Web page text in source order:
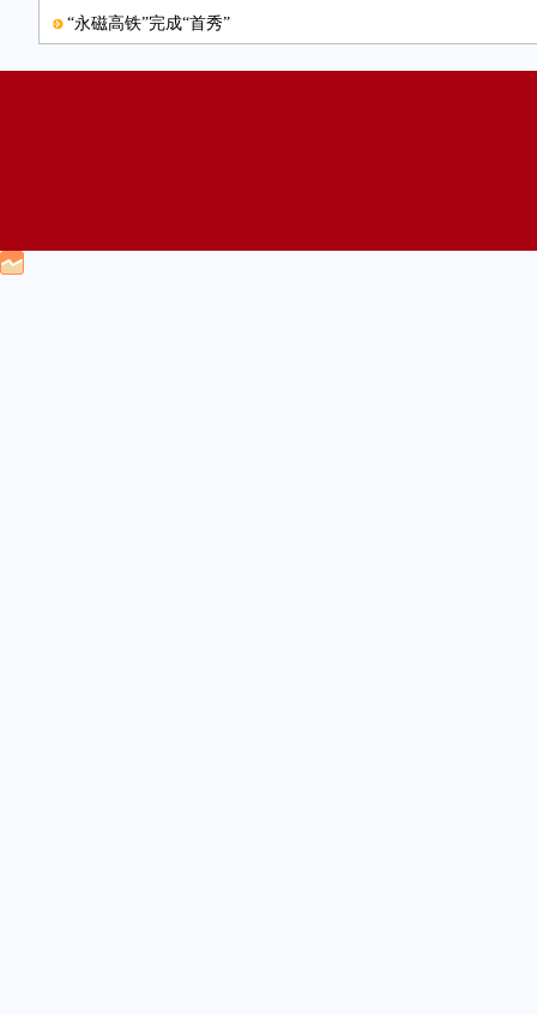
“永磁高铁”完成“首秀”